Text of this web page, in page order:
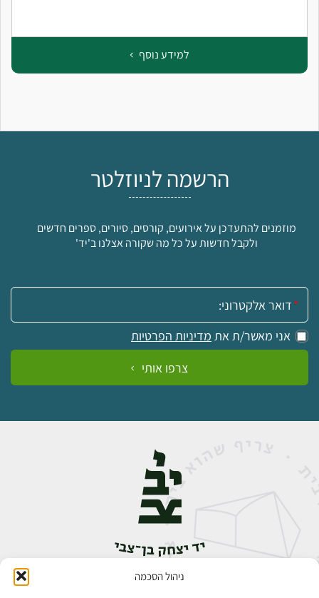
ניהול הסכמה
למידע נוסף
הרשמה לניוזלטר
מוזמנים להתעדכן על אירועים, קורסים, סיורים, ספרים חדשים
ולקבל חדשות על כל מה שקורה אצלנו ב'יד'
אימייל:
אני מאשר/ת את מדיניות הפרטיות
צרפו אותי
אבן גבירול 14, רחביה, ירושלים